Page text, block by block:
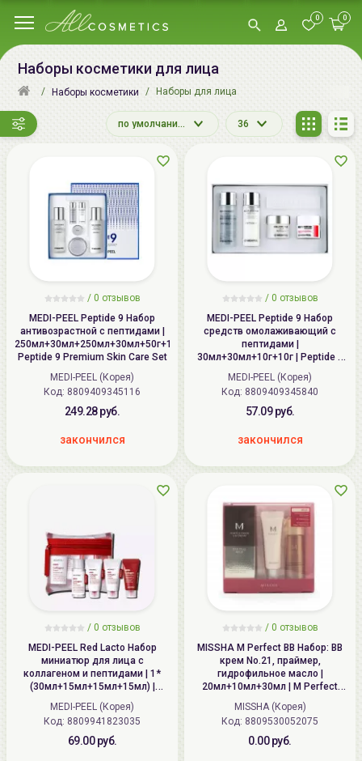
0 0
Наборы косметики для лица
Наборы косметики Наборы для лица
по умолчанию 36
/ 0 отзывов
MEDI-PEEL Peptide 9 Набор
антивозрастной с пептидами |
250мл+30мл+250мл+30мл+50г+10г|
Peptide 9 Premium Skin Care Set
MEDI-PEEL (Корея)
Код: 8809409345116
249.28 руб.
закончился
/ 0 отзывов
MEDI-PEEL Peptide 9 Набор
средств омолаживающий с
пептидами |
30мл+30мл+10г+10г | Peptide 9
Skincare Trial Kit
MEDI-PEEL (Корея)
Код: 8809409345840
57.09 руб.
закончился
/ 0 отзывов
MEDI-PEEL Red Lacto Набор
миниатюр для лица с
коллагеном и пептидами | 1*
(30мл+15мл+15мл+15мл) |
MEDIPEEL Red Lacto Collagen
Skin Care Trial Kit
MEDI-PEEL (Корея)
Код: 8809941823035
69.00 руб.
/ 0 отзывов
MISSHA M Perfect BB Набор: BB
крем No.21, праймер,
гидрофильное масло |
20мл+10мл+30мл | M Perfect
Cover All-in-One Kit No.21
MISSHA (Корея)
Код: 8809530052075
0.00 руб.